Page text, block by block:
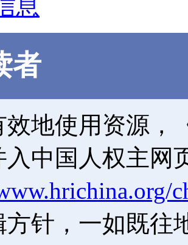
息
者
效地使用资源，
入中国人权主网
方针，一如既往